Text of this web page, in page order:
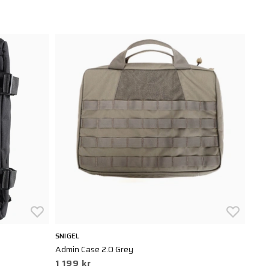
SNIGEL
Admin Case 2.0 Grey
1 199 kr